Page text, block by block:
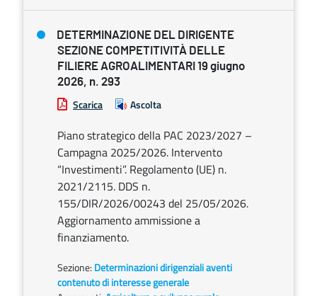
DETERMINAZIONE DEL DIRIGENTE
SEZIONE COMPETITIVITÀ DELLE
FILIERE AGROALIMENTARI 19 giugno
2026, n. 293
Scarica Ascolta
Piano strategico della PAC 2023/2027 –
Campagna 2025/2026. Intervento
“Investimenti”. Regolamento (UE) n.
2021/2115. DDS n.
155/DIR/2026/00243 del 25/05/2026.
Aggiornamento ammissione a
finanziamento.
Sezione: Determinazioni dirigenziali aventi
contenuto di interesse generale